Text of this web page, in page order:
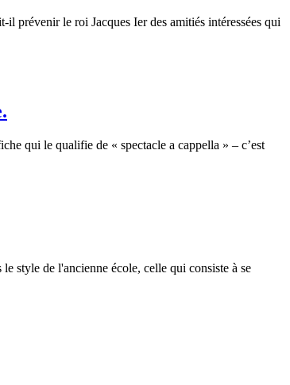
prévenir le roi Jacques Ier des amitiés intéressées qui
qui le qualifie de « spectacle a cappella » – c’est
style de l'ancienne école, celle qui consiste à se